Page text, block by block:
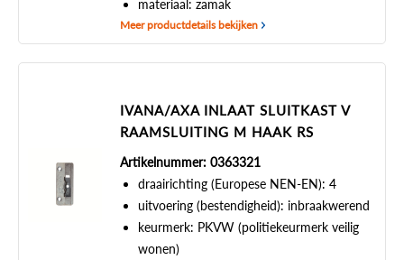
materiaal: zamak
Meer productdetails bekijken
IVANA/AXA INLAAT SLUITKAST V
RAAMSLUITING M HAAK RS
Artikelnummer: 0363321
draairichting (Europese NEN-EN): 4
uitvoering (bestendigheid): inbraakwerend
keurmerk: PKVW (politiekeurmerk veilig
wonen)